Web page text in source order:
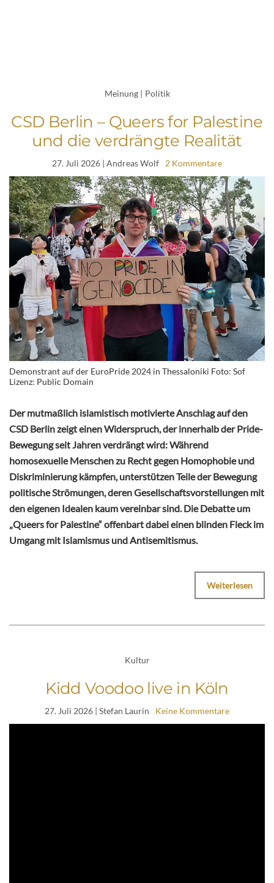
Meinung | Politik
CSD Berlin – Queers for Palestine
und die verdrängte Realität
27. Juli 2026 | Andreas Wolf 2 Kommentare
Demonstrant auf der EuroPride 2024 in Thessaloniki Foto: Sof
Lizenz: Public Domain
Der mutmaßlich islamistisch motivierte Anschlag auf den
CSD Berlin zeigt einen Widerspruch, der innerhalb der Pride-
Bewegung seit Jahren verdrängt wird: Während
homosexuelle Menschen zu Recht gegen Homophobie und
Diskriminierung kämpfen, unterstützen Teile der Bewegung
politische Strömungen, deren Gesellschaftsvorstellungen mit
den eigenen Idealen kaum vereinbar sind. Die Debatte um
„Queers for Palestine“ offenbart dabei einen blinden Fleck im
Umgang mit Islamismus und Antisemitismus.
Weiterlesen
Kultur
Kidd Voodoo live in Köln
27. Juli 2026 | Stefan Laurin Keine Kommentare